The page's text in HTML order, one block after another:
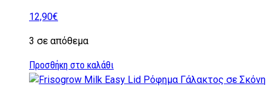
12,90€
3 σε απόθεμα
Προσθήκη στο καλάθι